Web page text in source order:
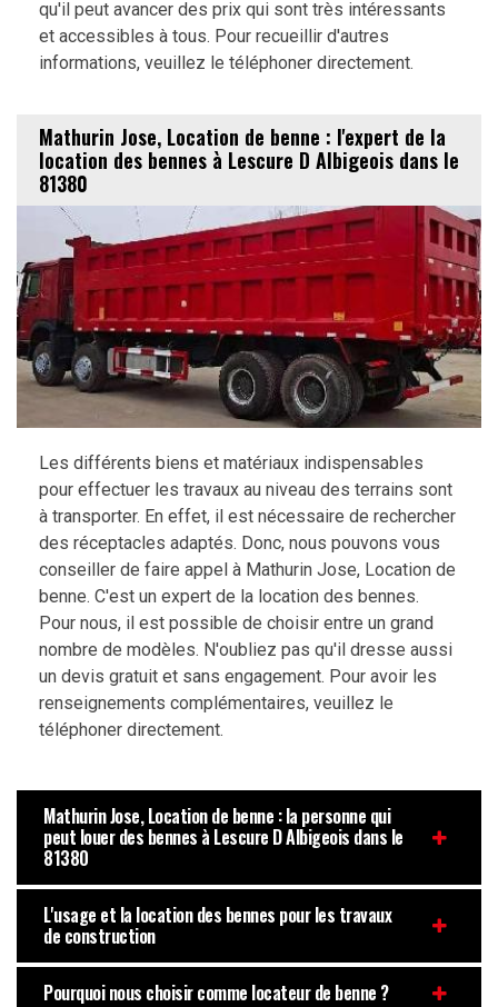
qu'il peut avancer des prix qui sont très intéressants
et accessibles à tous. Pour recueillir d'autres
informations, veuillez le téléphoner directement.
Mathurin Jose, Location de benne : l'expert de la
location des bennes à Lescure D Albigeois dans le
81380
Les différents biens et matériaux indispensables
pour effectuer les travaux au niveau des terrains sont
à transporter. En effet, il est nécessaire de rechercher
des réceptacles adaptés. Donc, nous pouvons vous
conseiller de faire appel à Mathurin Jose, Location de
benne. C'est un expert de la location des bennes.
Pour nous, il est possible de choisir entre un grand
nombre de modèles. N'oubliez pas qu'il dresse aussi
un devis gratuit et sans engagement. Pour avoir les
renseignements complémentaires, veuillez le
téléphoner directement.
Mathurin Jose, Location de benne : la personne qui
peut louer des bennes à Lescure D Albigeois dans le
81380
L'usage et la location des bennes pour les travaux
de construction
Pourquoi nous choisir comme locateur de benne ?